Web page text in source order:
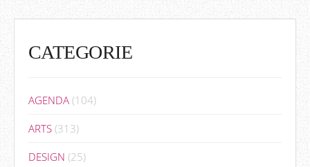
CATEGORIE
AGENDA (104)
ARTS (313)
DESIGN (25)